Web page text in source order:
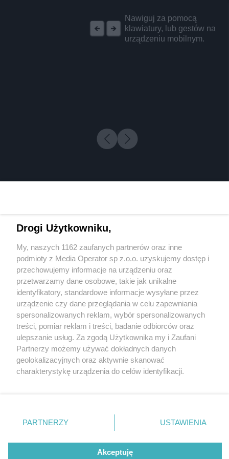
Nawiguj za pomocą
klawiatury, lub gestów na
urządzeniu mobilnym.
1 / 0
Wydawca mediów lokalnych
Nie zapomnij
zapoznać się z:
polityką prywatności
Twojemiasto
Piekary Śląskie
Chorzów
Tarnowskie Góry
Gliwice
Skontakuj sięz nami
Kontakt
Redakcja
Newsletter
Drogi Użytkowniku,
My, naszych 1162 zaufanych partnerów oraz inne
podmioty z Media Operator sp z.o.o. uzyskujemy dostęp i
przechowujemy informacje na urządzeniu oraz
przetwarzamy dane osobowe, takie jak unikalne
identyfikatory, standardowe informacje wysyłane przez
urządzenie czy dane przeglądania w celu zapewniania
spersonalizowanych reklam, wybór spersonalizowanych
treści, pomiar reklam i treści, badanie odbiorców oraz
ulepszanie usług. Za zgodą Użytkownika my i Zaufani
Partnerzy możemy używać dokładnych danych
geolokalizacyjnych oraz aktywnie skanować
charakterystykę urządzenia do celów identyfikacji.
zmienić/wycofać klikając przycisk ustawień prywatności
znajdujący się w lewym dolnym rogu strony
rodzaje przetwarzania danych nie wymagają zgody
użytkownika, ale masz prawo sprzeciwić się takiemu
PARTNERZY USTAWIENIA
Akceptuję